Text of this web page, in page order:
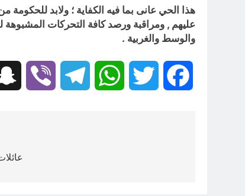
هذا الحي عانى بما فيه الكفاية ؛ ولابد
عليهم , ومراقبة ورصد كافة التحركات المشبوهة
والوسط والغربية .
Facebook
Twitter
WhatsApp
Telegram
Viber